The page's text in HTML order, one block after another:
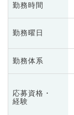
勤務時間
勤務曜日
勤務体系
応募資格・
経験